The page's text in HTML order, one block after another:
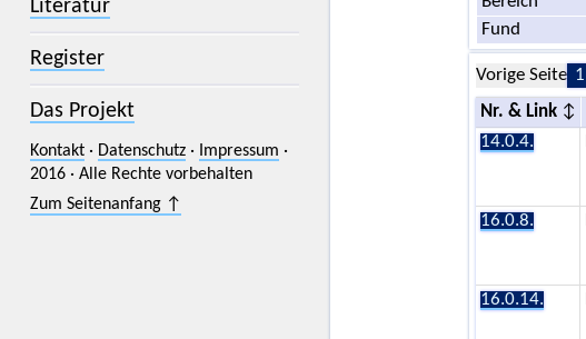
Literatur
Register
Das Projekt
Kontakt· Datenschutz· Impressum ·
2016 · Alle Rechte vorbehalten
Zum Seitenanfang ↑
Fund
Vorige Seite 1
Nr. & Link
14.0.4.
16.0.8.
16.0.14.